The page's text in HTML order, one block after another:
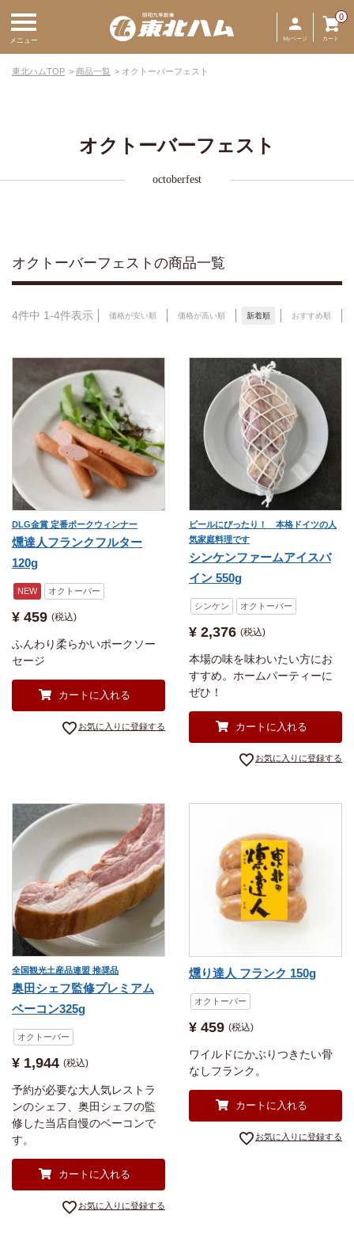
メニュー Myページ カート
0
東北ハムTOP 商品一覧 オクトーバーフェスト
オクトーバーフェスト
octoberfest
オクトーバーフェストの商品一覧
価格が安い順 価格が高い順 新着順 おすすめ順
4件中 1-4件表示
DLG金賞 定番ポークウィンナー
燻達人フランクフルター
120g
NEW オクトーバー
¥ 459 税込
ふんわり柔らかいポークソー
セージ
カートに入れる
お気に入りに登録する
ビールにぴったり！ 本格ドイツの人
気家庭料理です
シンケンファームアイスバ
イン 550g
シンケン オクトーバー
¥ 2,376 税込
本場の味を味わいたい方にお
すすめ。ホームパーティーに
ぜひ！
カートに入れる
お気に入りに登録する
全国観光土産品連盟 推奨品
奥田シェフ監修プレミアム
ベーコン325g
オクトーバー
¥ 1,944 税込
予約が必要な大人気レストラ
ンのシェフ、奥田シェフの監
修した当店自慢のベーコンで
す。
カートに入れる
お気に入りに登録する
燻り達人 フランク 150g
オクトーバー
¥ 459 税込
ワイルドにかぶりつきたい骨
なしフランク。
カートに入れる
お気に入りに登録する